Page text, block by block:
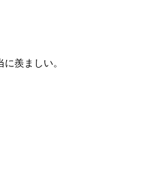
羨ましい。